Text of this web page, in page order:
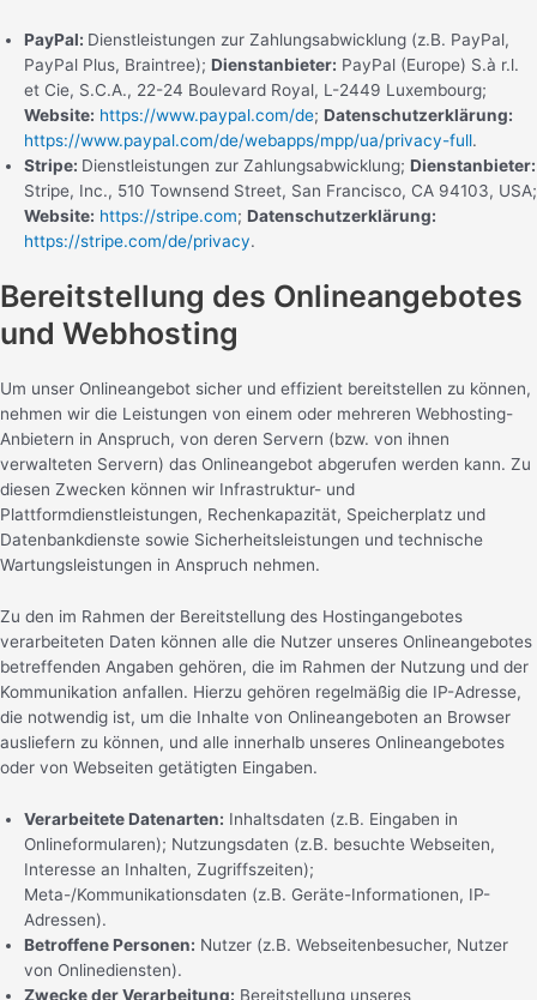
PayPal: Dienstleistungen zur Zahlungsabwicklung (z.B. PayPal,
PayPal Plus, Braintree); Dienstanbieter: PayPal (Europe) S.à r.l.
et Cie, S.C.A., 22-24 Boulevard Royal, L-2449 Luxembourg;
Website: https://www.paypal.com/de; Datenschutzerklärung:
https://www.paypal.com/de/webapps/mpp/ua/privacy-full.
Stripe: Dienstleistungen zur Zahlungsabwicklung; Dienstanbieter:
Stripe, Inc., 510 Townsend Street, San Francisco, CA 94103, USA;
Website: https://stripe.com; Datenschutzerklärung:
https://stripe.com/de/privacy.
Bereitstellung des Onlineangebotes
und Webhosting
Um unser Onlineangebot sicher und effizient bereitstellen zu können,
nehmen wir die Leistungen von einem oder mehreren Webhosting-
Anbietern in Anspruch, von deren Servern (bzw. von ihnen
verwalteten Servern) das Onlineangebot abgerufen werden kann. Zu
diesen Zwecken können wir Infrastruktur- und
Plattformdienstleistungen, Rechenkapazität, Speicherplatz und
Datenbankdienste sowie Sicherheitsleistungen und technische
Wartungsleistungen in Anspruch nehmen.
Zu den im Rahmen der Bereitstellung des Hostingangebotes
verarbeiteten Daten können alle die Nutzer unseres Onlineangebotes
betreffenden Angaben gehören, die im Rahmen der Nutzung und der
Kommunikation anfallen. Hierzu gehören regelmäßig die IP-Adresse,
die notwendig ist, um die Inhalte von Onlineangeboten an Browser
ausliefern zu können, und alle innerhalb unseres Onlineangebotes
oder von Webseiten getätigten Eingaben.
Verarbeitete Datenarten: Inhaltsdaten (z.B. Eingaben in
Onlineformularen); Nutzungsdaten (z.B. besuchte Webseiten,
Interesse an Inhalten, Zugriffszeiten);
Meta-/Kommunikationsdaten (z.B. Geräte-Informationen, IP-
Adressen).
Betroffene Personen: Nutzer (z.B. Webseitenbesucher, Nutzer
von Onlinediensten).
Zwecke der Verarbeitung: Bereitstellung unseres